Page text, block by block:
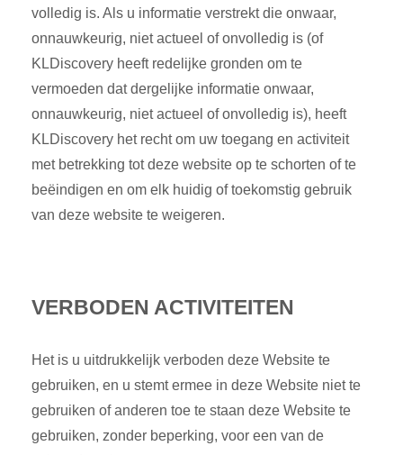
volledig is. Als u informatie verstrekt die onwaar,
onnauwkeurig, niet actueel of onvolledig is (of
KLDiscovery heeft redelijke gronden om te
vermoeden dat dergelijke informatie onwaar,
onnauwkeurig, niet actueel of onvolledig is), heeft
KLDiscovery het recht om uw toegang en activiteit
met betrekking tot deze website op te schorten of te
beëindigen en om elk huidig of toekomstig gebruik
van deze website te weigeren.
VERBODEN ACTIVITEITEN
Het is u uitdrukkelijk verboden deze Website te
gebruiken, en u stemt ermee in deze Website niet te
gebruiken of anderen toe te staan deze Website te
gebruiken, zonder beperking, voor een van de